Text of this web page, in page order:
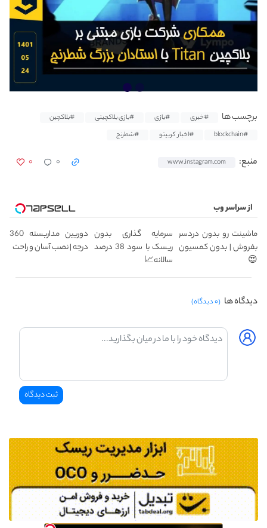
برچسب ها #خبری #بازی #بازی بلاکچینی
#بلاکچین
#blockchain
#اخبار کریپتو #شطرنج
منبع: www.instagram.com ۰ ۰
از سراسر وب
ماشینت رو بدون دردسر
بفروش | بدون کمسیون
😍
سرمایه گذاری بدون
ریسک با سود 38 درصد
سالانه📈
دوربین مداربسته 360
درجه | نصب آسان و راحت
دیدگاه ها (۰ دیدگاه)